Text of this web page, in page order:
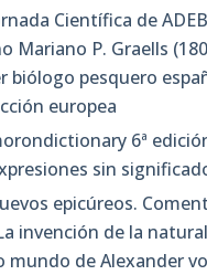
Científica de
Mariano P. Graells
biólogo pesquero
europea
6ª
sin
epicúreos.
invención de la
mundo de Alexander